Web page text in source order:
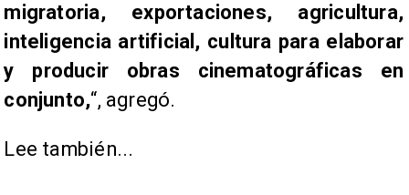
migratoria, exportaciones, agricultura,
inteligencia artificial, cultura para elaborar
y producir obras cinematográficas en
conjunto,“, agregó.
Lee también...